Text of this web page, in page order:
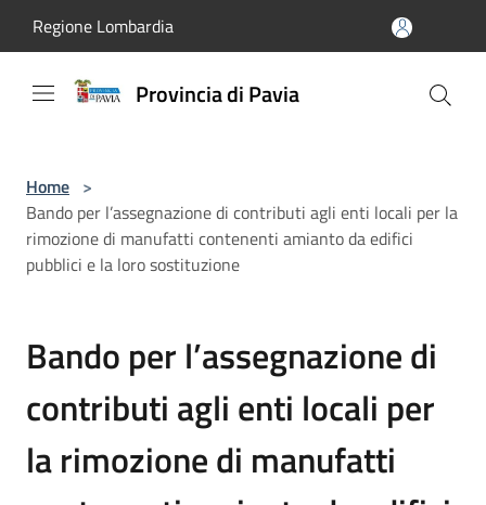
Regione Lombardia
Provincia di Pavia
Home >
Bando per l’assegnazione di contributi agli enti locali per la
rimozione di manufatti contenenti amianto da edifici
pubblici e la loro sostituzione
Bando per l’assegnazione di
contributi agli enti locali per
la rimozione di manufatti